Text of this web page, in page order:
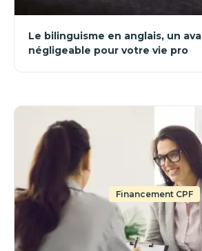
Le bilinguisme en anglais, un
négligeable pour votre vie pro
Financement CPF